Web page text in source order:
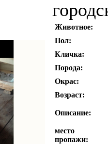
Животное:
Пол:
Кличка:
Порода:
Окрас:
Возраст:
Описание:
место
пропажи: